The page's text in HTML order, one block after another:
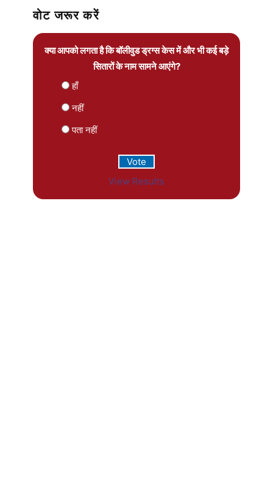
वोट जरूर करें
क्या आपको लगता है कि बॉलीवुड ड्रग्स केस में और भी कई बड़े
सितारों के नाम सामने आएंगे?
हाँ
नहीं
पता नहीं
View Results